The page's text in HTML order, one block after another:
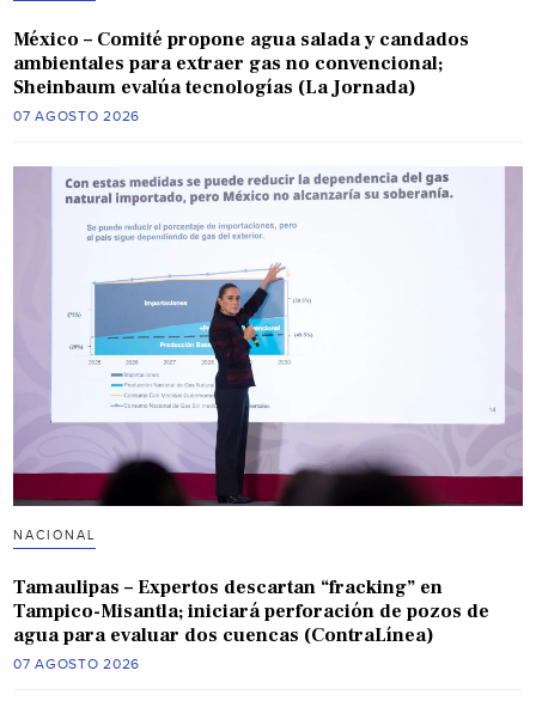
México – Comité propone agua salada y candados
ambientales para extraer gas no convencional;
Sheinbaum evalúa tecnologías (La Jornada)
07 AGOSTO 2026
NACIONAL
Tamaulipas – Expertos descartan “fracking” en
Tampico-Misantla; iniciará perforación de pozos de
agua para evaluar dos cuencas (ContraLínea)
07 AGOSTO 2026